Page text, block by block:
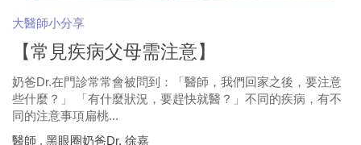
大醫師小分享
【常見疾病父母需注意】
奶爸Dr.在門診常常會被問到：「醫師，我們回家之後，要注意
些什麼？」 「有什麼狀況，要趕快就醫？」不同的疾病，有不
同的注意事項扁桃...
醫師 . 黑眼圈奶爸Dr. 徐嘉